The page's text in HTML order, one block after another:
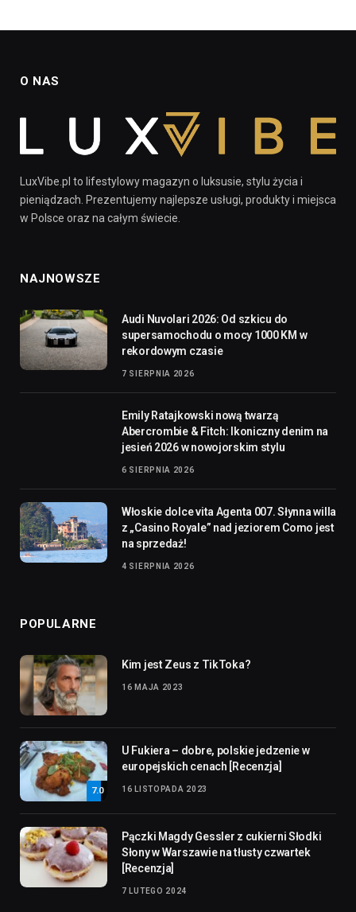
O NAS
LuxVibe.pl to lifestylowy magazyn o luksusie, stylu życia i
pieniądzach. Prezentujemy najlepsze usługi, produkty i miejsca
w Polsce oraz na całym świecie.
NAJNOWSZE
Audi Nuvolari 2026: Od szkicu do
supersamochodu o mocy 1000 KM w
rekordowym czasie
7 SIERPNIA 2026
Emily Ratajkowski nową twarzą
Abercrombie & Fitch: Ikoniczny denim na
jesień 2026 w nowojorskim stylu
6 SIERPNIA 2026
Włoskie dolce vita Agenta 007. Słynna willa
z „Casino Royale” nad jeziorem Como jest
na sprzedaż!
4 SIERPNIA 2026
POPULARNE
Kim jest Zeus z TikToka?
16 MAJA 2023
7.0
U Fukiera – dobre, polskie jedzenie w
europejskich cenach [Recenzja]
16 LISTOPADA 2023
Pączki Magdy Gessler z cukierni Słodki
Słony w Warszawie na tłusty czwartek
[Recenzja]
7 LUTEGO 2024